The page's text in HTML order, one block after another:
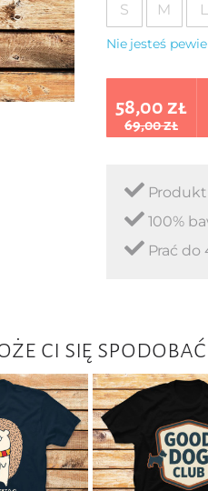
S M L
Nie jesteś
58,00 zł
69,00 zł
100%
Prać do
ci się spodobać